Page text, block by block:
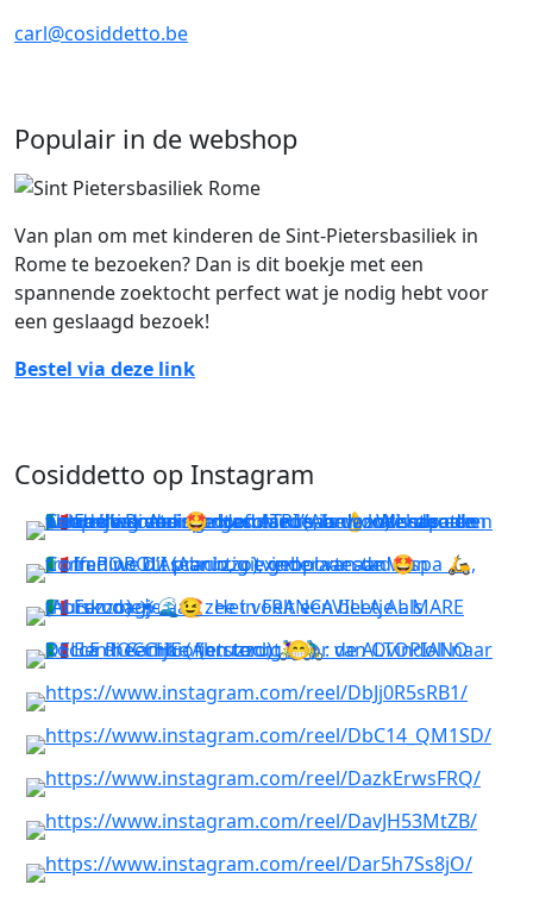
carl@cosiddetto.be
Populair in de webshop
Van plan om met kinderen de Sint-Pietersbasiliek in
Rome te bezoeken? Dan is dit boekje met een
spannende zoektocht perfect wat je nodig hebt voor
een geslaagd bezoek!
Bestel via deze link
Cosiddetto op Instagram